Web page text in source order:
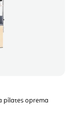
pilates oprema